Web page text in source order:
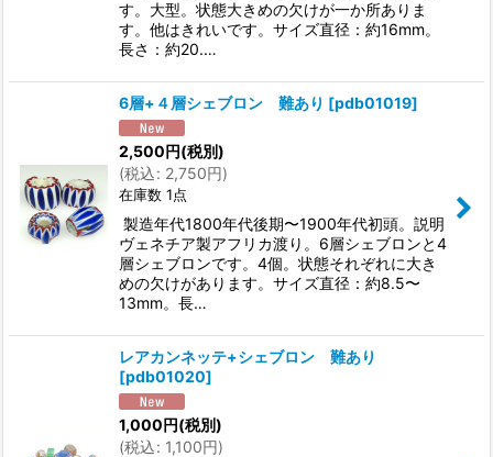
す。大型。状態大きめの欠けが一か所ありま
す。他はきれいです。サイズ直径：約16mm。
長さ：約20.…
6層+４層シェブロン 難あり [pdb01019]
2,500円(税別)
(税込: 2,750円)
在庫数 1点
製造年代1800年代後期〜1900年代初頭。説明
ヴェネチア製アフリカ渡り。6層シェブロンと4
層シェブロンです。4個。状態それぞれに大き
めの欠けがあります。サイズ直径：約8.5〜
13mm。長…
レアカンネッテ+シェブロン 難あり
[pdb01020]
1,000円(税別)
(税込: 1,100円)